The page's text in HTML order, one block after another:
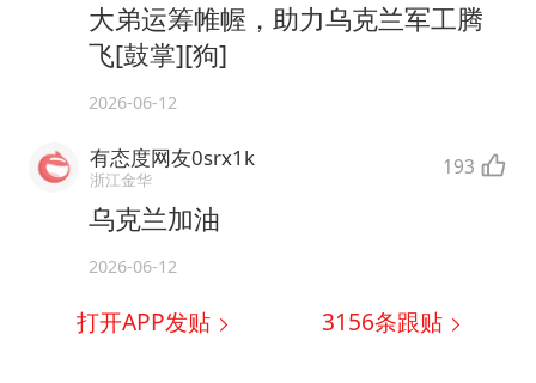
大弟运筹帷幄，助力乌克兰军工腾
飞[鼓掌][狗]
2026-06-12
有态度网友0srx1k
浙江金华 193
乌克兰加油
2026-06-12
打开APP发贴 3156条跟贴